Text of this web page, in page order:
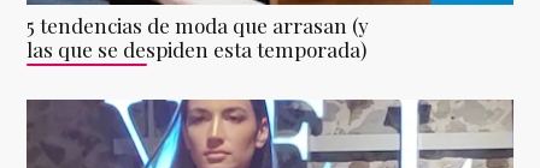
5 tendencias de moda que arrasan (y
las que se despiden esta temporada)